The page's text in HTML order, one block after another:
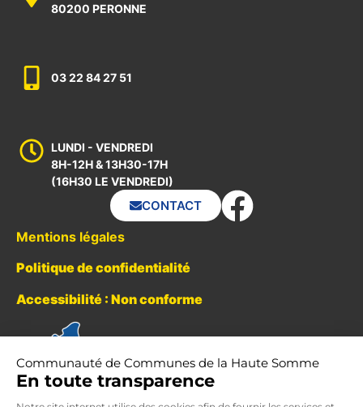
80200 PERONNE
03 22 84 27 51
LUNDI - VENDREDI
8H-12H & 13H30-17H
(16H30 LE VENDREDI)
CONTACT
Mentions légales
Politique de confidentialité
Accessibilité : Non conforme
Communauté de Communes de la Haute Somme
En toute transparence